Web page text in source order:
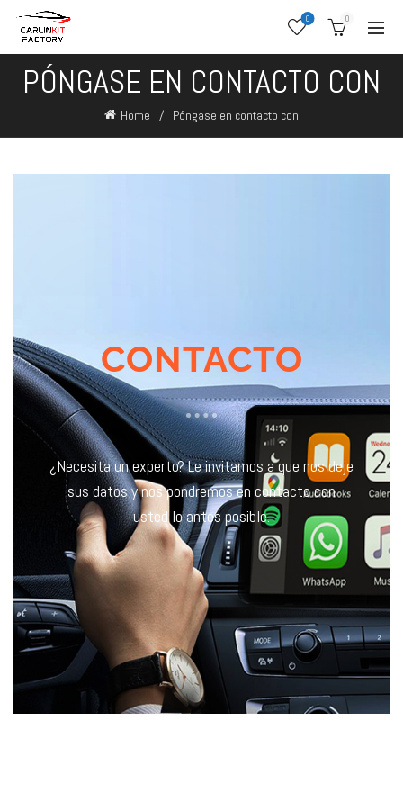
0 0
PÓNGASE EN CONTACTO CON
Home Póngase en contacto con
CONTACTO
¿Necesita un experto? Le invitamos a que nos deje
sus datos y nos pondremos en contacto con
usted lo antes posible.